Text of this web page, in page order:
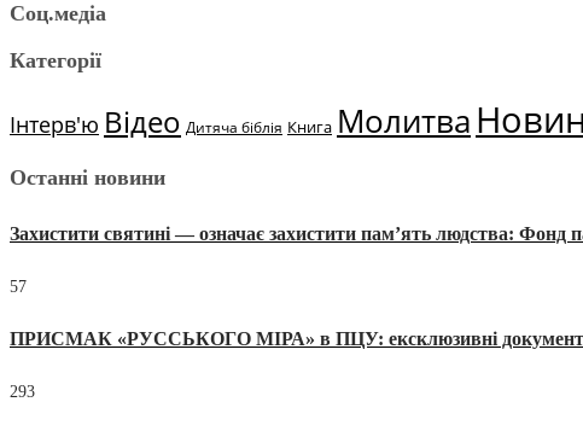
Соц.медіа
Категорії
Інтерв'ю Відео Дитяча біблія Книга Молитва
Останні новини
Захистити святині — означає захистити пам’ять людства:
57
ПРИСМАК «РУССЬКОГО МІРА» в ПЦУ: ексклюзивні документи,
293